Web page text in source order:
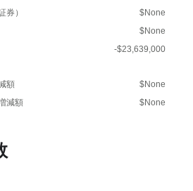
券）
$None
$None
-$23,639,000
額
$None
減額
$None